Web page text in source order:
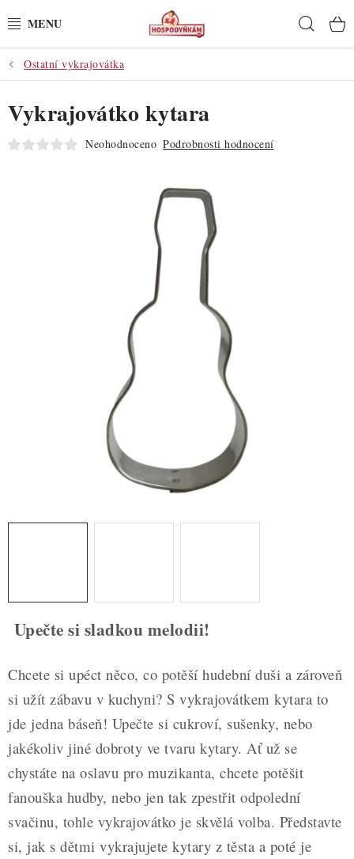
na
POTŘEBY
POMŮCKY
SUROVINY
DÁRKOVÉ POUKAZY
TÉMATICKÉ PRODUKTY
NOVÉ ZBOŽÍ
Nepřevzetí zásilky na dobírku
Obchodní podmínky
Hodnocení obchodu
Blog
Moje objednávka
Ostatní vykrajovátka
Upečte si sladkou melodii!
Chcete si upéct něco, co potěší hudební duši a zároveň
si užít zábavu v kuchyni? S vykrajovátkem kytara to
jde jedna báseň! Upečte si cukroví, sušenky, nebo
jakékoliv jiné dobroty ve tvaru kytary. Ať už se
chystáte na oslavu pro muzikanta, chcete potěšit
fanouška hudby, nebo jen tak zpestřit odpolední
svačinu, tohle vykrajovátko je skvělá volba. Představte
si, jak s dětmi vykrajujete kytary z těsta a poté je
Vykrajovátko kytara
Neohodnoceno Podrobnosti hodnocení